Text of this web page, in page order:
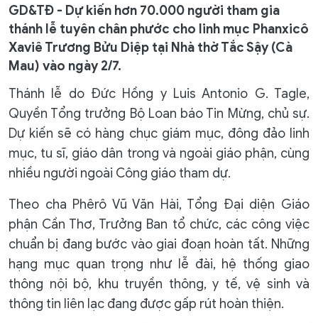
GD&TĐ - Dự kiến hơn 70.000 người tham gia
thánh lễ tuyên chân phước cho linh mục Phanxicô
Xaviê Trương Bửu Diệp tại Nhà thờ Tắc Sậy (Cà
Mau) vào ngày 2/7.
Thánh lễ do Đức Hồng y Luis Antonio G. Tagle,
Quyền Tổng trưởng Bộ Loan báo Tin Mừng, chủ sự.
Dự kiến sẽ có hàng chục giám mục, đông đảo linh
mục, tu sĩ, giáo dân trong và ngoài giáo phận, cùng
nhiều người ngoài Công giáo tham dự.
Theo cha Phêrô Vũ Văn Hài, Tổng Đại diện Giáo
phận Cần Thơ, Trưởng Ban tổ chức, các công việc
chuẩn bị đang bước vào giai đoạn hoàn tất. Những
hạng mục quan trọng như lễ đài, hệ thống giao
thông nội bộ, khu truyền thông, y tế, vệ sinh và
thông tin liên lạc đang được gấp rút hoàn thiện.